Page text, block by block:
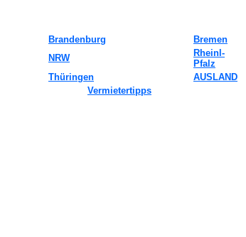
Brandenburg
Bremen
NRW
Rheinl-
Pfalz
Thüringen
AUSLAND
Vermietertipps